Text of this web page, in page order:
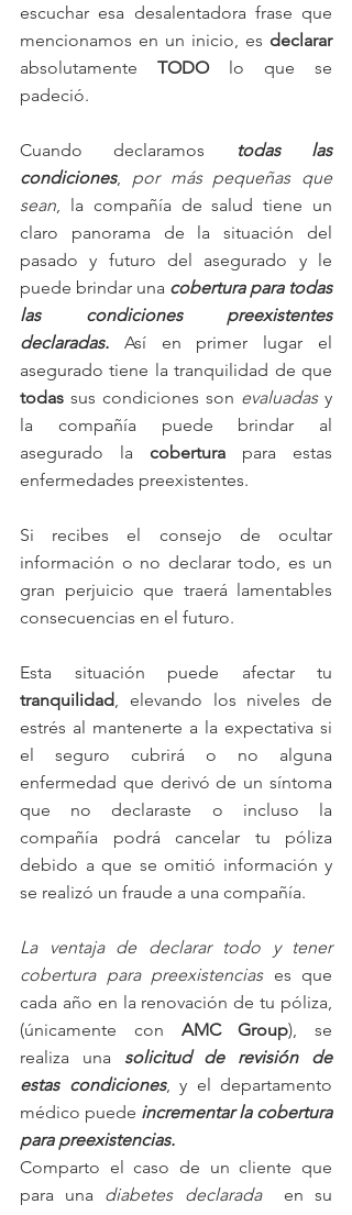
escuchar esa desalentadora frase que
mencionamos en un inicio, es
declarar
absolutamente TODO
lo que se
padeció.
Cuando declaramos
todas las
condiciones, por más pequeñas que
sean, la compañía de salud tiene un
claro panorama de la situación del
pasado y futuro del asegurado y le
puede brindar una cobertura para todas
las condiciones preexistentes
declaradas. Así en primer lugar el
todas sus condiciones son evaluadas y
la compañía puede brindar al
asegurado la cobertura para estas
enfermedades preexistentes.
Si recibes el consejo de ocultar
información o no declarar todo, es un
gran perjuicio que traerá lamentables
consecuencias en el futuro.
tranquilidad, elevando los niveles de
estrés al mantenerte a la expectativa si
el seguro cubrirá o no alguna
enfermedad que derivó de un síntoma
que no declaraste o incluso la
compañía podrá cancelar tu póliza
debido a que se omitió información y
se realizó un fraude a una compañía.
La ventaja de declarar todo y tener
cobertura para preexistencias es que
cada año en la renovación de tu póliza,
(únicamente con AMC Group), se
realiza una solicitud de revisión de
estas condiciones, y el departamento
médico puede incrementar la cobertura
para preexistencias.
Comparto el caso de un cliente que
para una diabetes declarada en su